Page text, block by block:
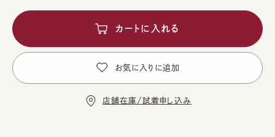
カートに入れる
お気に入りに追加
店舗在庫/試着申し込み